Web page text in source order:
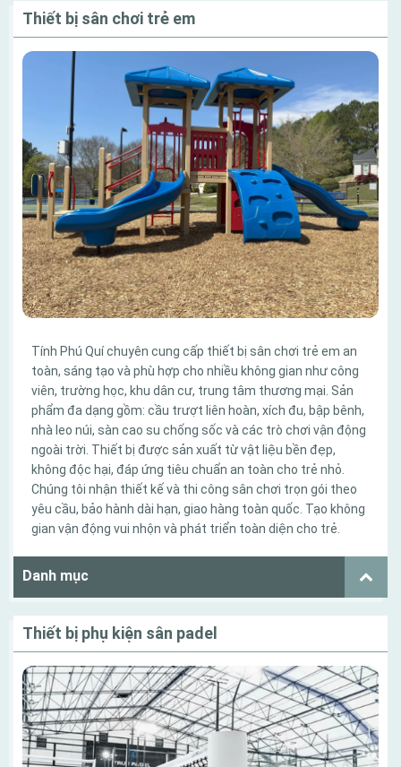
Thiết bị sân chơi trẻ em
Tính Phú Quí chuyên cung cấp thiết bị sân chơi trẻ em an
toàn, sáng tạo và phù hợp cho nhiều không gian như công
viên, trường học, khu dân cư, trung tâm thương mại. Sản
phẩm đa dạng gồm: cầu trượt liên hoàn, xích đu, bập bênh,
nhà leo núi, sàn cao su chống sốc và các trò chơi vận động
ngoài trời. Thiết bị được sản xuất từ vật liệu bền đẹp,
không độc hại, đáp ứng tiêu chuẩn an toàn cho trẻ nhỏ.
Chúng tôi nhận thiết kế và thi công sân chơi trọn gói theo
yêu cầu, bảo hành dài hạn, giao hàng toàn quốc. Tạo không
gian vận động vui nhộn và phát triển toàn diện cho trẻ.
Danh mục
Thiết bị phụ kiện sân padel